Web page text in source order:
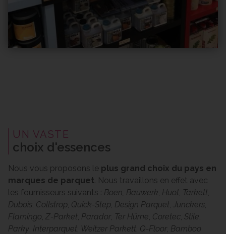
UN VASTE
choix d'essences
Nous vous proposons le plus grand choix du pays en
marques de parquet. Nous travaillons en effet avec
les fournisseurs suivants : Boen, Bauwerk, Huot, Tarkett,
Dubois, Collstrop, Quick-Step, Design Parquet, Junckers,
Flamingo, Z-Parket, Parador, Ter Hürne, Coretec, Stile,
Parky, Interparquet, Weitzer Parkett, Q-Floor, Bamboo